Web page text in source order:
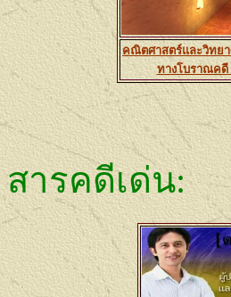
คณิตศาสตร์และวิทย
ทางโบราณค
สารคดีเด่น: